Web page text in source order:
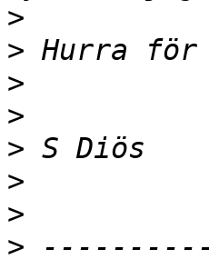
>
>
>
>
>
>
>
>